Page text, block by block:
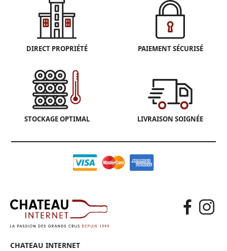
DIRECT PROPRIÉTÉ PAIEMENT SÉCURISÉ
STOCKAGE OPTIMAL LIVRAISON SOIGNÉE
CHATEAU INTERNET